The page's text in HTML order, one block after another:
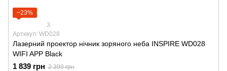
−23%
3
Артикул: WD028
Лазерний проектор нічник зоряного неба INSPIRE WD028
WIFI APP Black
1 839 грн 2 399 грн